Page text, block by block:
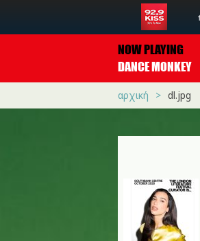
NOW PLAYING
DANCE MONKEY
αρχική dl.jpg